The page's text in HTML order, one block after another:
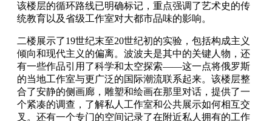
该楼层的循环路线已明确标记，重点强调了艺术史的传
统教育以及省级工作室对大都市品味的影响。
二楼展示了19世纪末至20世纪初的实验，包括构成主义
倾向和现代主义的偏离。波波夫是其中的关键人物，还
有一些作品引用了科学和太空探索——这一点将俄罗斯
的当地工作室与更广泛的国际潮流联系起来。该楼层整
合了安静的侧画廊，雕塑和绘画在那里对话，提供了一
个紧凑的调查，了解私人工作室和公共展示如何相互交
叉。还有一个专门的空间记录了在附近私人拥有的工作